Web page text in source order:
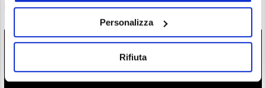
Personalizza
Rifiuta
però è ancora leader